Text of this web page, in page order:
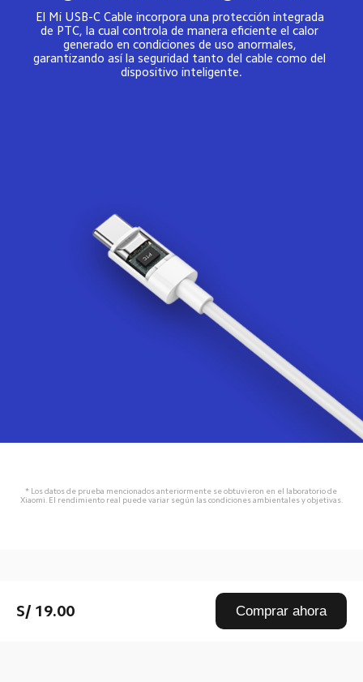
S/ 19.00 Comprar ahora
El Mi USB-C Cable incorpora una protección integrada
de PTC, la cual controla de manera eficiente el calor
generado en condiciones de uso anormales,
garantizando así la seguridad tanto del cable como del
dispositivo inteligente.
* Los datos de prueba mencionados anteriormente se obtuvieron en el laboratorio de
Xiaomi. El rendimiento real puede variar según las condiciones ambientales y objetivas.